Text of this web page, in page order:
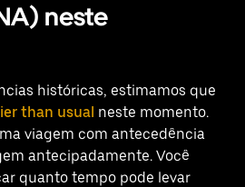
neste
históricas, estimamos que
than usual neste momento.
viagem com antecedência
antecipadamente. Você
quanto tempo pode levar